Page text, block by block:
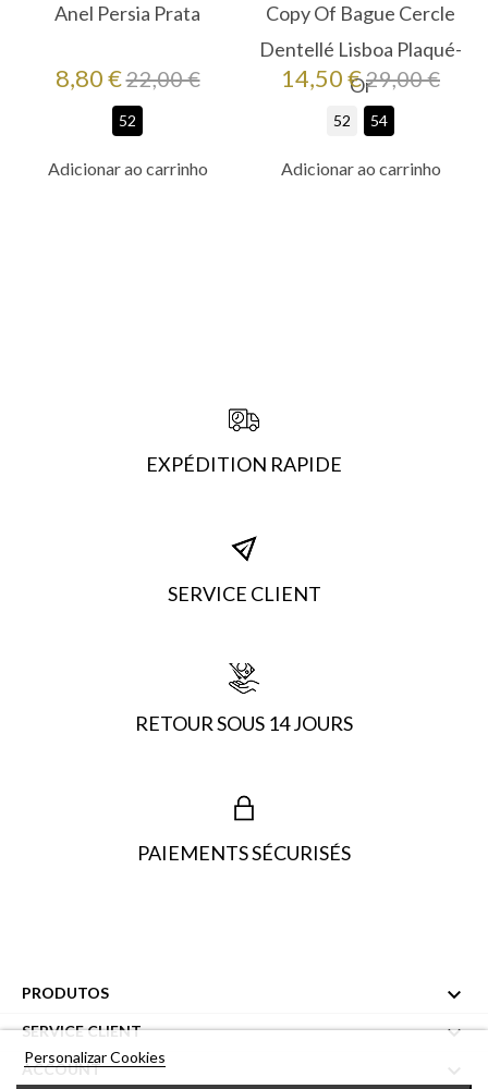
Anel Persia Prata
Preço
8,80 €Preço
regular
22,00 €
52
Adicionar ao carrinho
Copy Of Bague Cercle
Dentellé Lisboa Plaqué-
Or
Preço
14,50 €Preço
regular
29,00 €
52 54
Adicionar ao carrinho
EXPÉDITION RAPIDE
SERVICE CLIENT
RETOUR SOUS 14 JOURS
PAIEMENTS SÉCURISÉS
PRODUTOS 
SERVICE CLIENT 
ACCOUNT 
Personalizar Cookies